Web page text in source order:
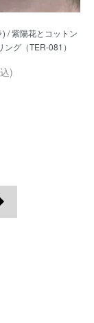
/ 紫陽花とコットン
)